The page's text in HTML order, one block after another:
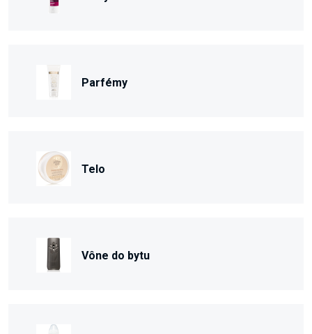
Parfémy
Telo
Vône do bytu